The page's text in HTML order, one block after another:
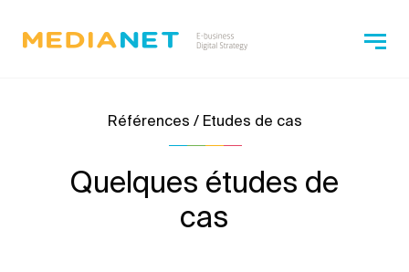
Références / Etudes de cas
Quelques études de
cas